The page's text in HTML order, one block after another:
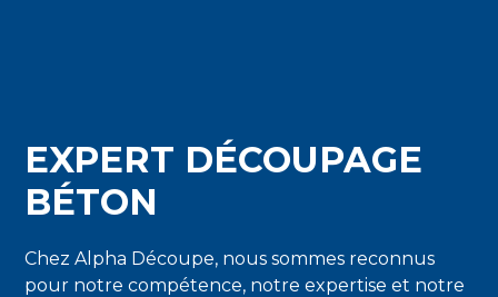
EXPERT DÉCOUPAGE
BÉTON
Chez Alpha Découpe, nous sommes reconnus
pour notre compétence, notre expertise et notre